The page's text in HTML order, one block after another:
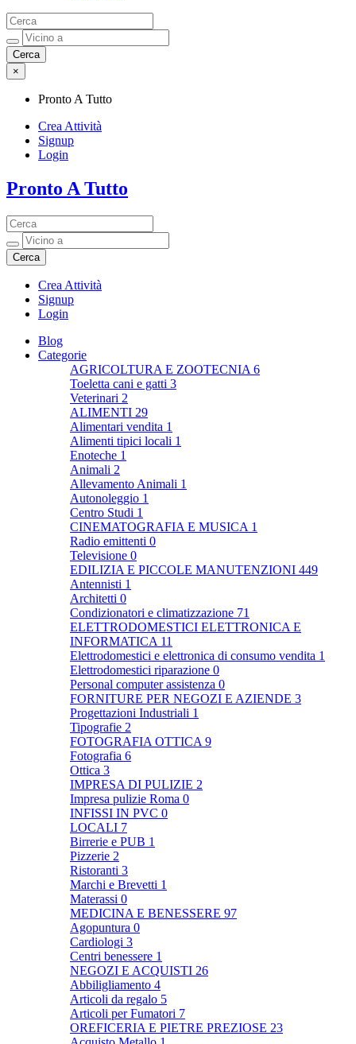
×
Pronto A Tutto
Crea Attività
Signup
Login
Pronto A Tutto
Pronto A Tutto
Crea Attività
Signup
Login
Blog
Categorie
AGRICOLTURA E ZOOTECNIA 6
Toeletta cani e gatti 3
Veterinari 2
ALIMENTI 29
Alimentari vendita 1
Alimenti tipici locali 1
Enoteche 1
Animali 2
Allevamento Animali 1
Autonoleggio 1
Centro Studi 1
CINEMATOGRAFIA E MUSICA 1
Radio emittenti 0
Televisione 0
EDILIZIA E PICCOLE MANUTENZIONI 449
Antennisti 1
Architetti 0
Condizionatori e climatizzazione 71
ELETTRODOMESTICI ELETTRONICA E
INFORMATICA 11
Elettrodomestici e elettronica di consumo vendita 1
Elettrodomestici riparazione 0
Personal computer assistenza 0
FORNITURE PER NEGOZI E AZIENDE 3
Progettazioni Industriali 1
Tipografie 2
FOTOGRAFIA OTTICA 9
Fotografia 6
Ottica 3
IMPRESA DI PULIZIE 2
Impresa pulizie Roma 0
INFISSI IN PVC 0
LOCALI 7
Birrerie e PUB 1
Pizzerie 2
Ristoranti 3
Marchi e Brevetti 1
Materassi 0
MEDICINA E BENESSERE 97
Agopuntura 0
Cardiologi 3
Centri benessere 1
NEGOZI E ACQUISTI 26
Abbiligliamento 4
Articoli da regalo 5
Articoli per Fumatori 7
OREFICERIA E PIETRE PREZIOSE 23